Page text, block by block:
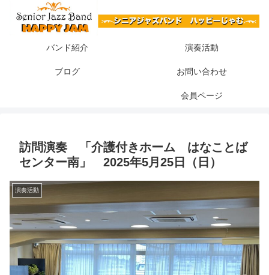
バンド紹介 演奏活動
ブログ お問い合わせ
会員ページ
訪問演奏 「介護付きホーム はなことば
センター南」 2025年5月25日（日）
演奏活動